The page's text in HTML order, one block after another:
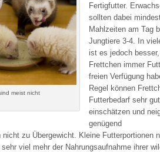
meist nicht
Fertigfutter.
sollten dabei
Mahlzeiten am Tag
Jungtiere 3-4. In
ist es jedoch
Frettchen immer
freien Verfügung
Regel können
Futterbedarf sehr gut
einschätzen und
genügend
nicht zu Übergewicht. Kleine Futterportionen
viel mehr der Nahrungsaufnahme ihrer